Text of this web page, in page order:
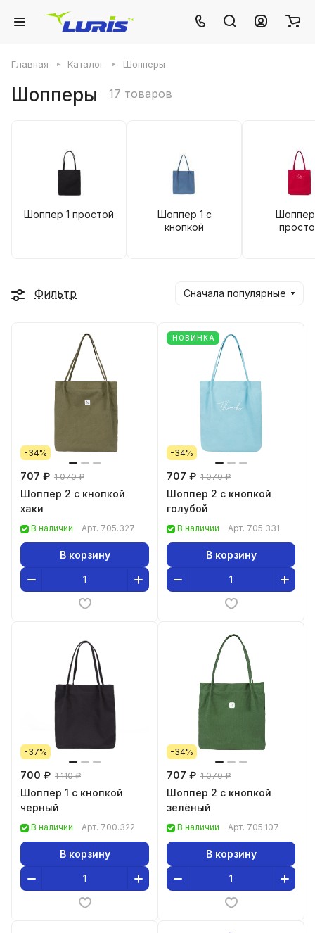
Главная Каталог Шопперы
Шопперы 17 товаров
Шоппер 1 простой
Шоппер 1 с
кнопкой
Фильтр Сначала популярные
-34%
707 ₽ 1 070 ₽
Шоппер 2 с кнопкой
хаки
В наличии Арт. 705.327
В корзину
НОВИНКА
-34%
707 ₽ 1 070 ₽
Шоппер 2 с кнопкой
голубой
В наличии Арт. 705.331
В корзину
-37%
700 ₽ 1 110 ₽
Шоппер 1 с кнопкой
черный
В наличии Арт. 700.322
В корзину
-34%
707 ₽ 1 070 ₽
Шоппер 2 с кнопкой
зелёный
В наличии Арт. 705.107
В корзину